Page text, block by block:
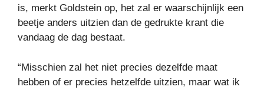
is, merkt Goldstein op, het zal er waarschijnlijk een
beetje anders uitzien dan de gedrukte krant die
vandaag de dag bestaat.
“Misschien zal het niet precies dezelfde maat
hebben of er precies hetzelfde uitzien, maar wat ik